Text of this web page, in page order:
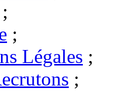
;
;
Légales ;
;